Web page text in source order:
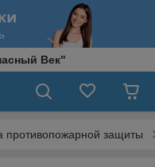
Век"
противопожарной защиты